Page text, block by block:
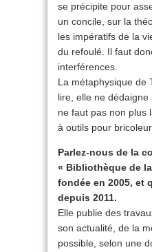
se précipite pour
un concile, sur la
les impératifs de la
du refoulé. Il faut
interférences.
La métaphysique de
lire, elle ne
ne faut pas non plus
à outils pour
Parlez-nous de la
« Bibliothèque de
fondée en 2005, et
depuis 2011.
Elle publie des
son actualité, de la
possible, selon une